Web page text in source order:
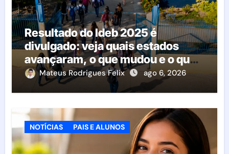
Resultado do Ideb 2025 é
divulgado: veja quais estados
avançaram, o que mudou e o que
esperar da educação brasileira
Mateus Rodrigues Felix ago 6, 2026
NOTÍCIAS PAIS E ALUNOS